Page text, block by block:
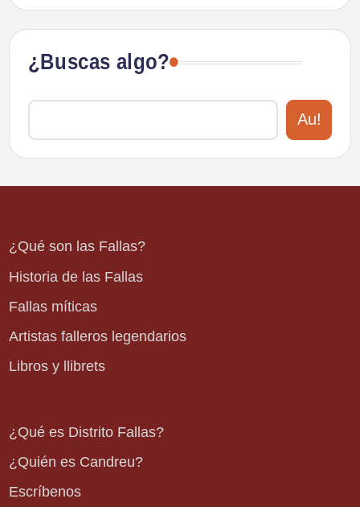
¿Buscas algo?
Au!
¿Qué son las Fallas?
Historia de las Fallas
Fallas míticas
Artistas falleros legendarios
Libros y llibrets
¿Qué es Distrito Fallas?
¿Quién es Candreu?
Escríbenos